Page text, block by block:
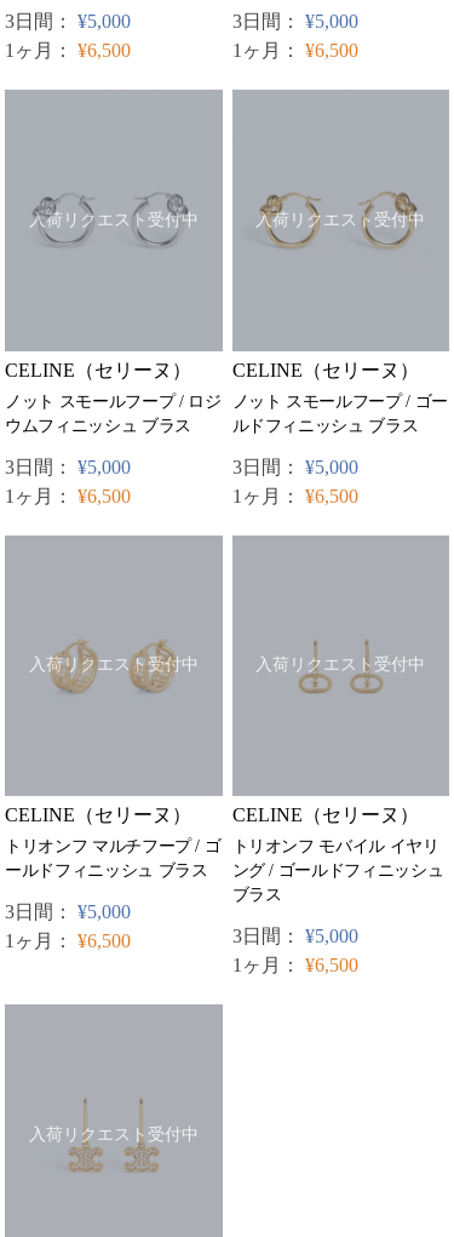
3日間： ¥5,000
1ヶ月： ¥6,500
3日間： ¥5,000
1ヶ月： ¥6,500
入荷リクエスト受付中
CELINE（セリーヌ）
ノット スモールフープ / ロジ
ウムフィニッシュ ブラス
3日間： ¥5,000
1ヶ月： ¥6,500
入荷リクエスト受付中
CELINE（セリーヌ）
ノット スモールフープ / ゴー
ルドフィニッシュ ブラス
3日間： ¥5,000
1ヶ月： ¥6,500
入荷リクエスト受付中
CELINE（セリーヌ）
トリオンフ マルチフープ / ゴ
ールドフィニッシュ ブラス
3日間： ¥5,000
1ヶ月： ¥6,500
入荷リクエスト受付中
CELINE（セリーヌ）
トリオンフ モバイル イヤリ
ング / ゴールドフィニッシュ
ブラス
3日間： ¥5,000
1ヶ月： ¥6,500
入荷リクエスト受付中